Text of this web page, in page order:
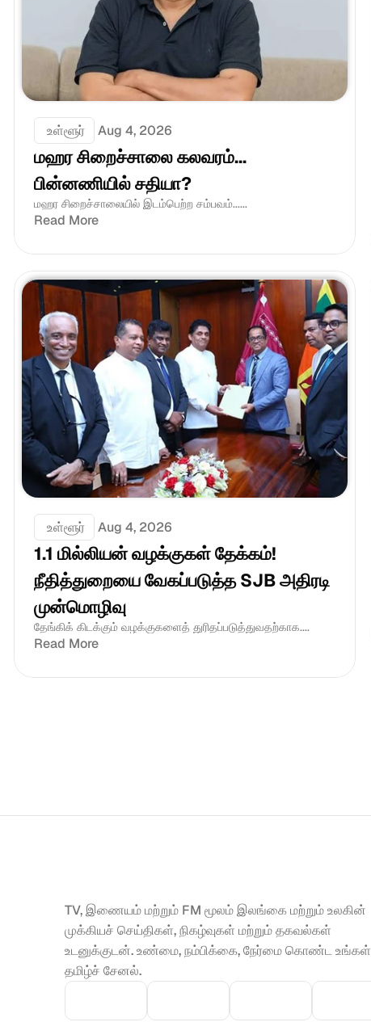
உள்ளூர் Aug 4, 2026
மஹர சிறைச்சாலை கலவரம்...
பின்னணியில் சதியா?
மஹர சிறைச்சாலையில் இடம்பெற்ற சம்பவம்......
Read More
உள்ளூர் Aug 4, 2026
1.1 மில்லியன் வழக்குகள் தேக்கம்!
நீதித்துறையை வேகப்படுத்த SJB அதிரடி
முன்மொழிவு
தேங்கிக் கிடக்கும் வழக்குகளைத் துரிதப்படுத்துவதற்காக....
Read More
TV, இணையம் மற்றும் FM மூலம் இலங்கை மற்றும் உலகின்
முக்கியச் செய்திகள், நிகழ்வுகள் மற்றும் தகவல்கள்
உடனுக்குடன். உண்மை, நம்பிக்கை, நேர்மை கொண்ட உங்கள்
தமிழ்ச் சேனல்.